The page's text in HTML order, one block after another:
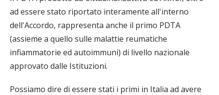
ad essere stato riportato interamente all'interno
dell'Accordo, rappresenta anche il primo PDTA
(assieme a quello sulle malattie reumatiche
infiammatorie ed autoimmuni) di livello nazionale
approvato dalle Istituzioni.
Possiamo dire di essere stati i primi in Italia ad avere